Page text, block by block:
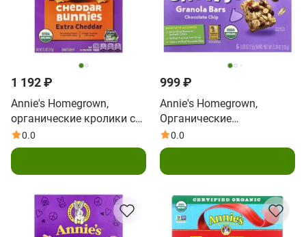
1 192 ₽
Annie's Homegrown,
органические кролики с
чеддером, экстрачеддер,
212 г (7,5 унции)
0.0
999 ₽
Annie's Homegrown,
Органические
жевательные батончики
из гранолы, шоколадная
г (0,89 унции)
0.0